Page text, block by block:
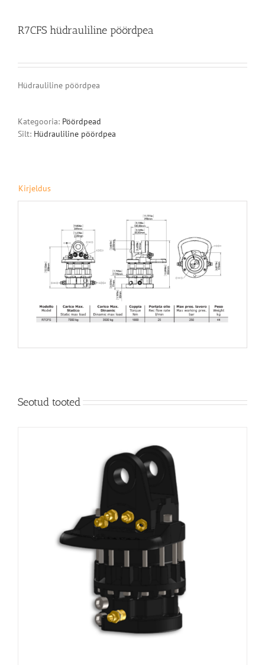
R7CFS hüdrauliline pöördpea
Hüdrauliline pöördpea
Kategooria: Pöördpead
Silt: Hüdrauliline pöördpea
Kirjeldus
Seotud tooted